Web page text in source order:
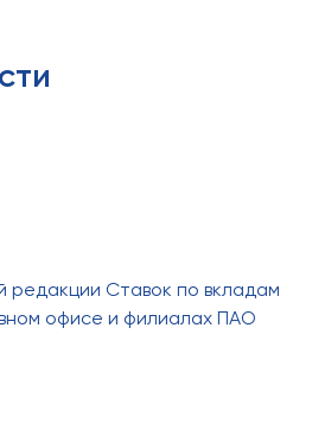
редакции Ставок по вкладам
офисе и филиалах ПАО